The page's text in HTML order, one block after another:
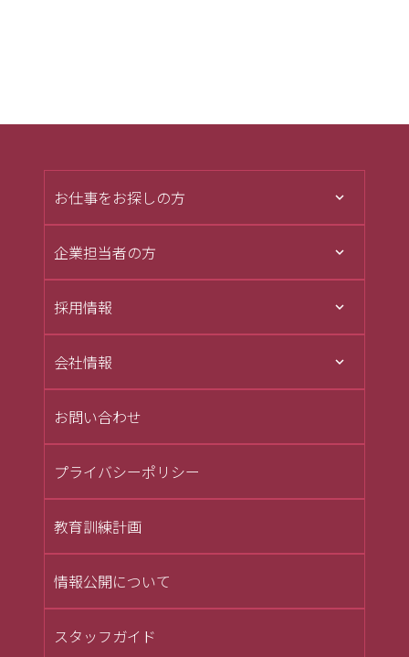
お仕事をお探しの方
企業担当者の方
採用情報
会社情報
お問い合わせ
プライバシーポリシー
教育訓練計画
情報公開について
スタッフガイド